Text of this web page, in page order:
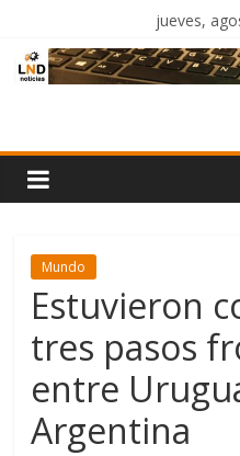
contenido
jueves,
Noticias
Mundo
Estuvieron
tres pasos
entre
Argentina